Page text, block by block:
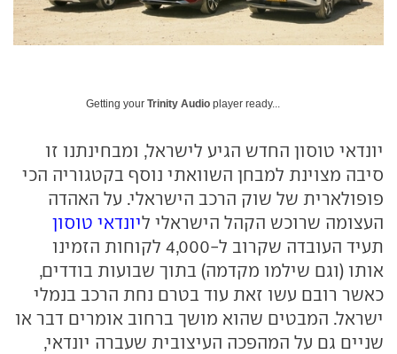
Getting your Trinity Audio player ready...
יונדאי טוסון החדש הגיע לישראל, ומבחינתנו זו
סיבה מצוינת למבחן השוואתי נוסף בקטגוריה הכי
פופולארית של שוק הרכב הישראלי. על האהדה
העצומה שרוכש הקהל הישראלי ליונדאי טוסון
תעיד העובדה שקרוב ל-4,000 לקוחות הזמינו
אותו (וגם שילמו מקדמה) בתוך שבועות בודדים,
כאשר רובם עשו זאת עוד בטרם נחת הרכב בנמלי
ישראל. המבטים שהוא מושך ברחוב אומרים דבר או
שניים גם על המהפכה העיצובית שעברה יונדאי,